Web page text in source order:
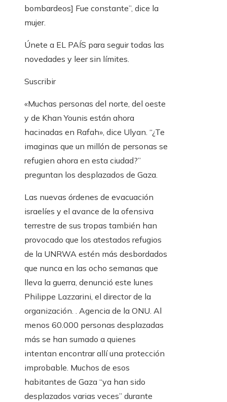
bombardeos] Fue constante”, dice la
mujer.
Únete a EL PAÍS para seguir todas las
novedades y leer sin límites.
Suscribir
«Muchas personas del norte, del oeste
y de Khan Younis están ahora
hacinadas en Rafah», dice Ulyan. “¿Te
imaginas que un millón de personas se
refugien ahora en esta ciudad?”
preguntan los desplazados de Gaza.
Las nuevas órdenes de evacuación
israelíes y el avance de la ofensiva
terrestre de sus tropas también han
provocado que los atestados refugios
de la UNRWA estén más desbordados
que nunca en las ocho semanas que
lleva la guerra, denunció este lunes
Philippe Lazzarini, el director de la
organización. . Agencia de la ONU. Al
menos 60.000 personas desplazadas
más se han sumado a quienes
intentan encontrar allí una protección
improbable. Muchos de esos
habitantes de Gaza “ya han sido
desplazados varias veces” durante